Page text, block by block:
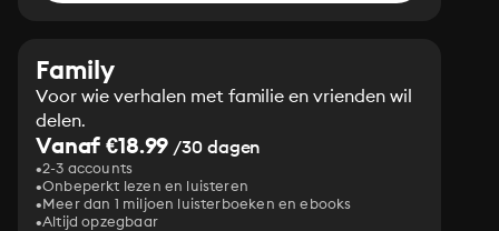
Family
Voor wie verhalen met familie en vrienden wil
delen.
Vanaf €18.99 /30 dagen
2-3 accounts
Onbeperkt lezen en luisteren
Meer dan 1 miljoen luisterboeken en ebooks
Altijd opzegbaar